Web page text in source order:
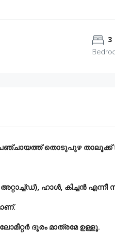
3
പഞ്ചായത്ത് തൊടുപുഴ താലൂക്ക്
ഹാൾ, കിച്ചൻ
ദൂരം മാത്രമേ ഉള്ളൂ.